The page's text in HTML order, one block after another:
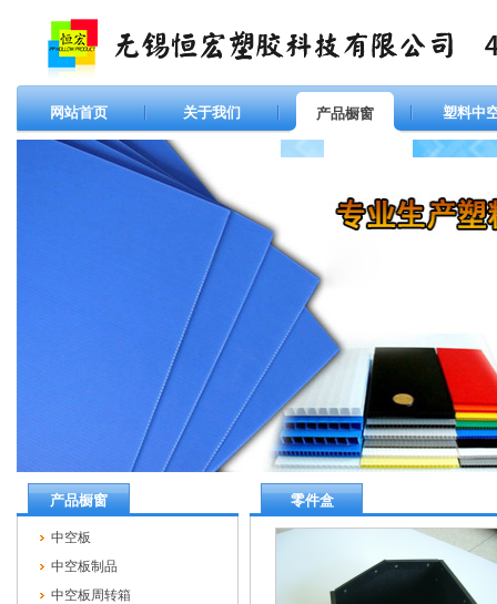
网站首页 关于我们 产品橱窗 塑料中
产品橱窗
中空板
中空板制品
中空板周转箱
零件盒